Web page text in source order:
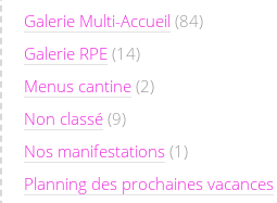
Galerie Multi-Accueil (84)
Galerie RPE (14)
Menus cantine (2)
Non classé (9)
Nos manifestations (1)
Planning des prochaines vacances